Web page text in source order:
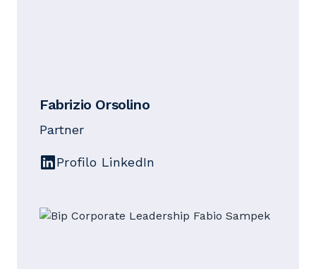
Fabrizio Orsolino
Partner
Profilo LinkedIn